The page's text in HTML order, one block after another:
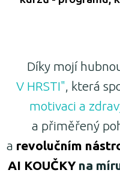
Díky mojí
V HRSTI", která
motivaci a
a přiměřený
a revolučním
AI KOUČKY na